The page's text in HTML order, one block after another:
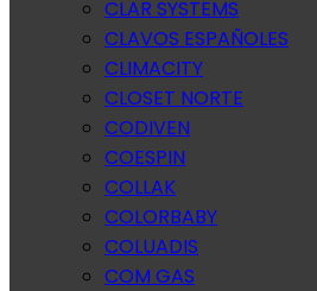
CLAR SYSTEMS
CLAVOS ESPAÑOLES
CLIMACITY
CLOSET NORTE
CODIVEN
COESPIN
COLLAK
COLORBABY
COLUADIS
COM GAS